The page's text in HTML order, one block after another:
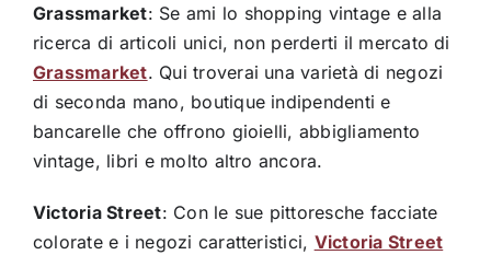
Grassmarket: Se ami lo shopping vintage e alla
ricerca di articoli unici, non perderti il mercato di
Grassmarket. Qui troverai una varietà di negozi
di seconda mano, boutique indipendenti e
bancarelle che offrono gioielli, abbigliamento
vintage, libri e molto altro ancora.
Victoria Street: Con le sue pittoresche facciate
colorate e i negozi caratteristici, Victoria Street